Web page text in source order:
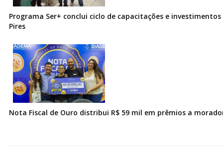
Programa Ser+ conclui ciclo de capacitações e
Pires
Nota Fiscal de Ouro distribui R$ 59 mil em prêmios a